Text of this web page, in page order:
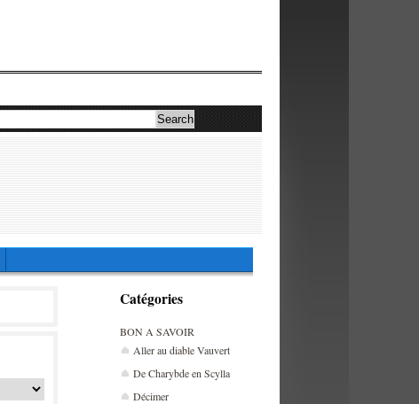
Catégories
BON A SAVOIR
Aller au diable Vauvert
De Charybde en Scylla
Décimer